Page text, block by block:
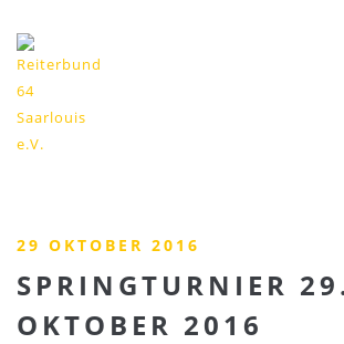
29 OKTOBER 2016
SPRINGTURNIER
OKTOBER 2016